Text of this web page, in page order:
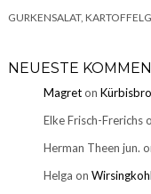
GURKENSALAT,
NEUESTE
Magreton
Elke Frisch-Frerichs
Herman Theen jun.
Helga on